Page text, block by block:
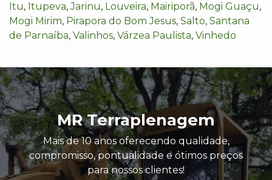
Itu, Itupeva,Jarinu, Louveira, Mairiporã, Mogi Guaçu,
Mogi Mirim, Pirapora do Bom Jesus, Salto, Santana
de Parnaíba, Valinhos, Várzea Paulista, Vinhedo
MR Terraplenagem
Mais de 10 anos oferecendo qualidade,
compromisso, pontualidade e ótimos preços
para nossos clientes!